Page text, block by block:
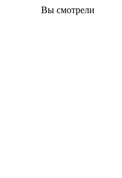
Вы смотрели